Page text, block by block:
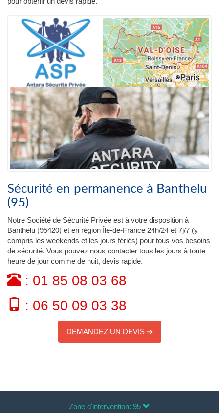
Sécurité en permanence à Banthelu
(95)
Notre Société de Sécurité Privée est à votre disposition à
Banthelu (95420) et en région Île-de-France 24h/24 et 7j/7 (y
compris les weekends et les jours fériés) pour tous vos besoins
de sécurité. Vous pouvez nous contacter tous les jours à toute
heure de jour comme de nuit, devis rapide.
: 01 85 08 03 68
: 06 50 09 03 38
DEMANDEZ UN DEVIS ➔
Zone d'intervention: 95